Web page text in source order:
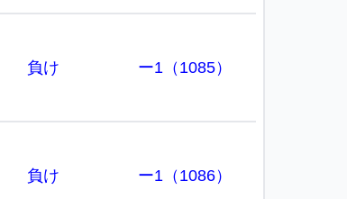
負け ー1（1085）
負け ー1（1086）